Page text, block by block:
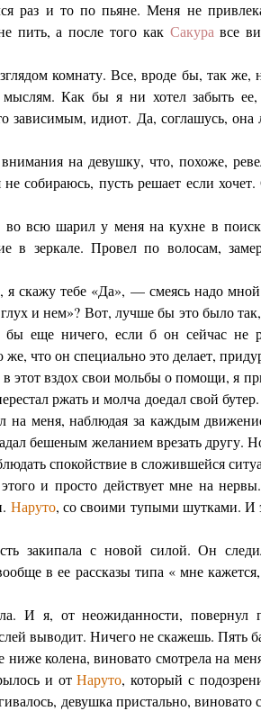
раз и то по пьяне. Меня не
пить, а после того как Сакура все
комнату. Все, вроде бы, так же,
Как бы я ни хотел забыть
зависимым, идиот. Да, соглашусь,
на девушку, что, похоже,
не собираюсь, пусть решает если
всю шарил у меня на кухне в
в зеркале. Провел по волосам,
тебе «Да», — смеясь надо мной
и нем»? Вот, лучше бы это было так,
бы еще ничего, если б он сейчас не
что он специально это делает,
этот вздох свои мольбы о помощи, я
ржать и молча доедал свой
на меня, наблюдая за каждым
бешеным желанием врезать другу.
спокойствие в сложившейся
и просто действует мне на
Наруто, со своими тупыми шутками. И
закипала с новой силой. Он
в ее рассказы типа « мне
И я, от неожиданности, повернул
выводит. Ничего не скажешь. Пять
колена, виновато смотрела на
и отНаруто, который с
девушка пристально, виновато